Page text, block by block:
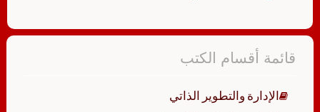
قائمة أقسام الكتب
الإدارة والتطوير الذاتي